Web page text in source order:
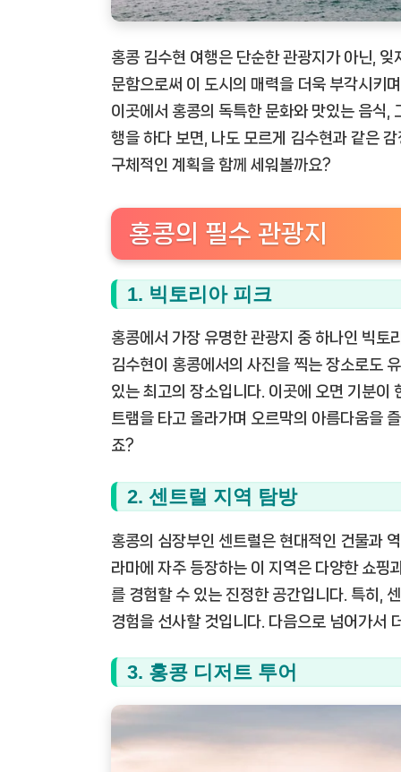
홍콩 김수현 여행은 단순한 관광지가 아닌,
문함으로써 이 도시의 매력을 더욱 부각시키
이곳에서 홍콩의 독특한 문화와 맛있는 음식,
행을 하다 보면, 나도 모르게 김수현과 같은
구체적인 계획을 함께 세워볼까요?
홍콩의 필수 관광지
1. 빅토리아 피크
홍콩에서 가장 유명한 관광지 중 하나인 빅토
김수현이 홍콩에서의 사진을 찍는 장소로도
있는 최고의 장소입니다. 이곳에 오면 기분이
트램을 타고 올라가며 오르막의 아름다움을
죠?
2. 센트럴 지역 탐방
홍콩의 심장부인 센트럴은 현대적인 건물과
라마에 자주 등장하는 이 지역은 다양한 쇼핑
를 경험할 수 있는 진정한 공간입니다. 특히,
경험을 선사할 것입니다. 다음으로 넘어가서
3. 홍콩 디저트 투어